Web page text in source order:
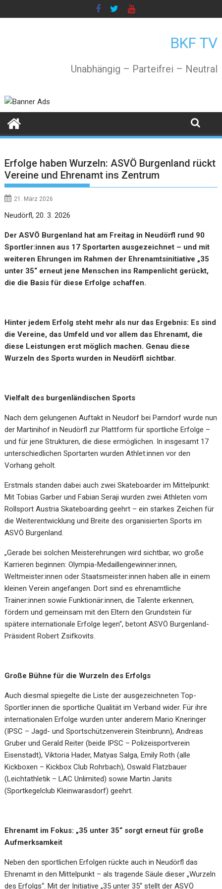
to
BKF TV
Unabhängig – Parteifrei – Neutral
Erfolge haben Wurzeln: ASVÖ Burgenland rückt
Vereine und Ehrenamt ins Zentrum
21. März 2026
Neudörfl, 20. 3. 2026
Der ASVÖ Burgenland hat am Freitag in Neudörfl rund 90
Sportler:innen aus 17 Sportarten ausgezeichnet – und mit
weiteren Ehrungen im Rahmen der Ehrenamtsinitiative „35
unter 35“ erneut jene Menschen ins Rampenlicht gerückt,
die die Basis für diese Erfolge schaffen.
Hinter jedem Erfolg steht mehr als nur das Ergebnis: Es sind
die Vereine, das Umfeld und vor allem das Ehrenamt, die
diese Leistungen erst möglich machen. Genau diese
Wurzeln des Sports wurden in Neudörfl sichtbar.
Vielfalt des burgenländischen Sports
Nach dem gelungenen Auftakt in Neudorf bei Parndorf wurde nun
der Martinihof in Neudörfl zur Plattform für sportliche Erfolge –
und für jene Strukturen, die diese ermöglichen. In insgesamt 17
unterschiedlichen Sportarten wurden Athlet:innen vor den
Vorhang geholt.
Erstmals standen dabei auch zwei Skateboarder im Mittelpunkt:
Mit Tobias Garber und Fabian Seraji wurden zwei Athleten vom
Rollsport Austria Skateboarding geehrt – ein starkes Zeichen für
die Weiterentwicklung und Breite des organisierten Sports im
ASVÖ Burgenland.
„Gerade bei solchen Meisterehrungen wird sichtbar, wo große
Karrieren beginnen: Olympia-Medaillengewinner:innen,
Weltmeister:innen oder Staatsmeister:innen haben alle in einem
kleinen Verein angefangen. Dort sind es ehrenamtliche
Trainer:innen sowie Funktionär:innen, die Talente erkennen,
fördern und gemeinsam mit den Eltern den Grundstein für
spätere internationale Erfolge legen“, betont ASVÖ Burgenland-
Präsident Robert Zsifkovits.
Große Bühne für die Wurzeln des Erfolgs
Auch diesmal spiegelte die Liste der ausgezeichneten Top-
Sportler:innen die sportliche Qualität im Verband wider. Für ihre
internationalen Erfolge wurden unter anderem Mario Kneringer
(IPSC – Jagd- und Sportschützenverein Steinbrunn), Andreas
Gruber und Gerald Reiter (beide IPSC – Polizeisportverein
Eisenstadt), Viktoria Hader, Matyas Salga, Emily Roth (alle
Kickboxen – Kickbox Club Rohrbach), Oswald Flatzbauer
(Leichtathletik – LAC Unlimited) sowie Martin Janits
(Sportkegelclub Kleinwarasdorf) geehrt.
Ehrenamt im Fokus: „35 unter 35“ sorgt erneut für große
Aufmerksamkeit
Neben den sportlichen Erfolgen rückte auch in Neudörfl das
Ehrenamt in den Mittelpunkt – als tragende Säule dieser „Wurzeln
des Erfolgs“. Mit der Initiative „35 unter 35“ stellt der ASVÖ